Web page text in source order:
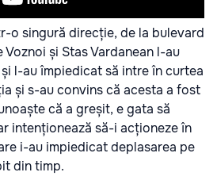
o singură direcție, de la bulevard
Voznoi și Stas Vardanean l-au
l-au împiedicat să intre în curtea
și s-au convins că acesta a fost
că a greșit, e gata să
intenționează să-i acționeze în
i-au impiedicat deplasarea pe
din timp.